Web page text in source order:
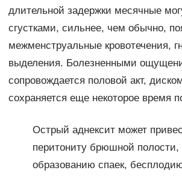
длительной задержки месячные
сгустками, сильнее, чем обычно,
межменструальные кровотечения,
выделения. Болезненными
сопровождается половой акт,
сохраняется еще некоторое время
Острый аднексит может
перитониту брюшной полости,
образованию спаек,